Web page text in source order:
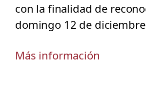
con la finalidad de
domingo 12 de
Más información